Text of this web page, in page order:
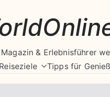
& Erlebnisführer
Tipps für